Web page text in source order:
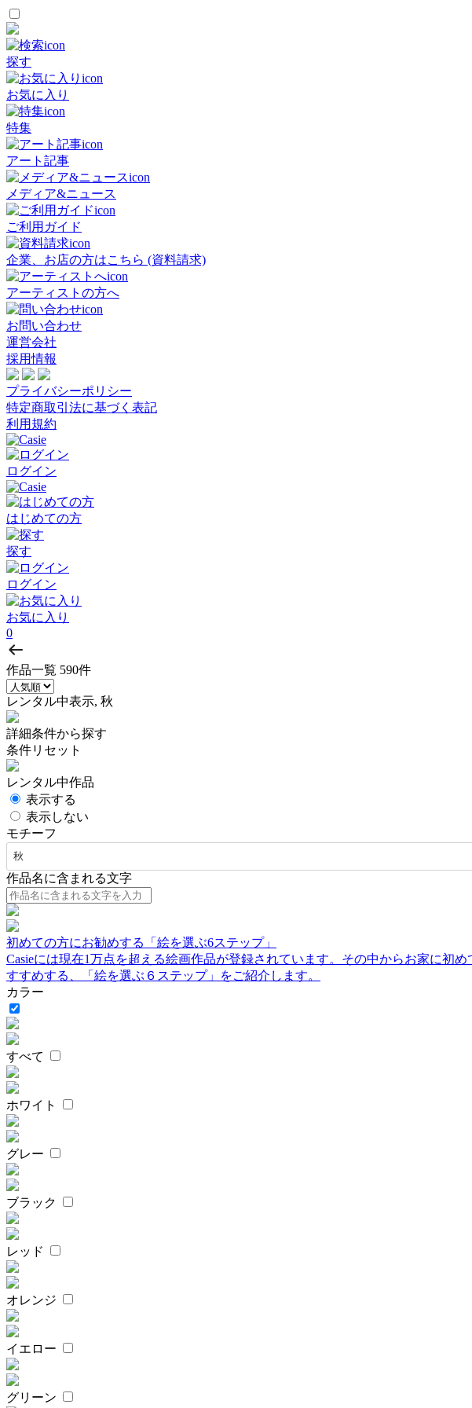
探す
お気に入り
特集
アート記事
メディア&ニュース
ご利用ガイド
企業、お店の方はこちら (資料請求)
アーティストの方へ
お問い合わせ
運営会社
採用情報
プライバシーポリシー
特定商取引法に基づく表記
利用規約
ログイン
はじめての方
探す
ログイン
お気に入り
0
作品一覧 590件
レンタル中表示, 秋
詳細条件から探す
条件リセット
レンタル中作品
表示する
表示しない
モチーフ
秋
作品名に含まれる文字
初めての方にお勧めする「絵を選ぶ6ステップ」
Casieには現在1万点を超える絵画作品が登録されています。その中からお家に初
すすめする、「絵を選ぶ６ステップ」をご紹介します。
カラー
すべて
ホワイト
グレー
ブラック
レッド
オレンジ
イエロー
グリーン